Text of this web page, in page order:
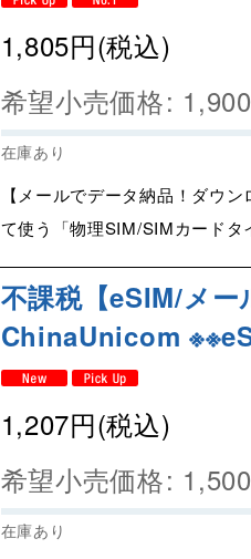
1,805円(税込)
希望小売価格: 1,900
在庫あり
【メールでデータ納品！ダウ
て使う「物理SIM/SIMカード
不課税【eSIM/メ
ChinaUnicom
1,207円(税込)
希望小売価格: 1,500
在庫あり